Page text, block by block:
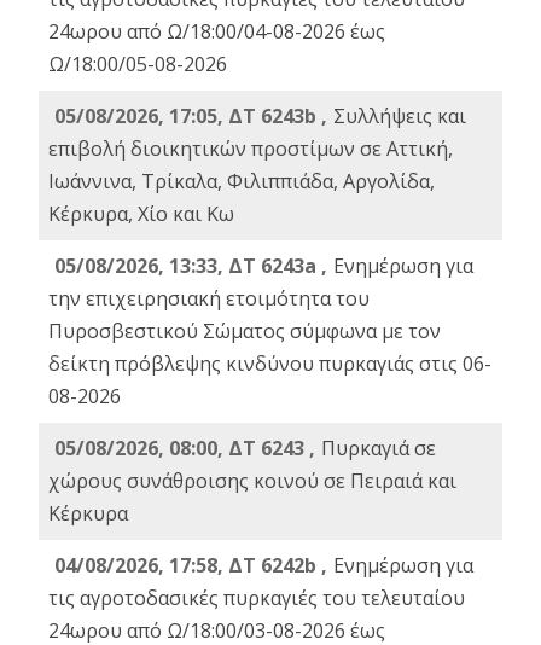
24ωρου από Ω/18:00/04-08-2026 έως
Ω/18:00/05-08-2026
05/08/2026, 17:05, ΔΤ 6243b , Συλλήψεις και
επιβολή διοικητικών προστίμων σε Αττική,
Ιωάννινα, Τρίκαλα, Φιλιππιάδα, Αργολίδα,
Κέρκυρα, Χίο και Κω
05/08/2026, 13:33, ΔΤ 6243a , Ενημέρωση για
την επιχειρησιακή ετοιμότητα του
Πυροσβεστικού Σώματος σύμφωνα με τον
δείκτη πρόβλεψης κινδύνου πυρκαγιάς στις 06-
08-2026
05/08/2026, 08:00, ΔΤ 6243 , Πυρκαγιά σε
χώρους συνάθροισης κοινού σε Πειραιά και
Κέρκυρα
04/08/2026, 17:58, ΔΤ 6242b , Ενημέρωση για
τις αγροτοδασικές πυρκαγιές του τελευταίου
24ωρου από Ω/18:00/03-08-2026 έως